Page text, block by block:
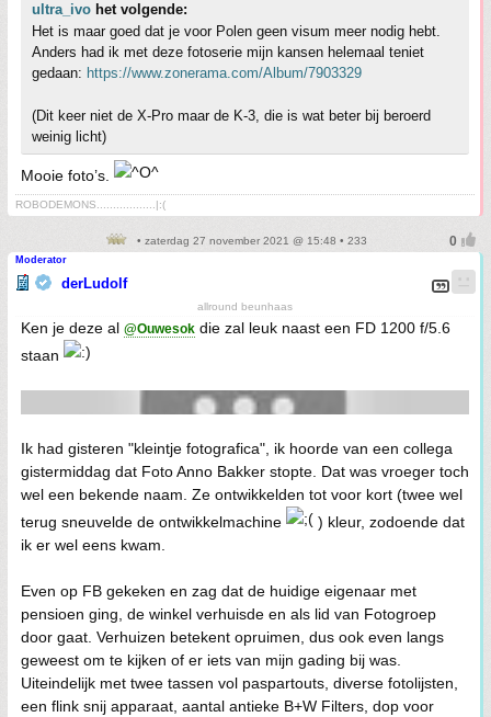
ultra_ivo het volgende:
Het is maar goed dat je voor Polen geen visum meer nodig hebt.
Anders had ik met deze fotoserie mijn kansen helemaal teniet
gedaan: https://www.zonerama.com/Album/7903329
(Dit keer niet de X-Pro maar de K-3, die is wat beter bij beroerd
weinig licht)
Mooie foto’s.
ROBODEMONS..................|:(
• zaterdag 27 november 2021 @ 15:48 • 233
Moderator
derLudolf
allround beunhaas
Ken je deze al @Ouwesok die zal leuk naast een FD 1200 f/5.6
staan
Ik had gisteren "kleintje fotografica", ik hoorde van een collega
gistermiddag dat Foto Anno Bakker stopte. Dat was vroeger toch
wel een bekende naam. Ze ontwikkelden tot voor kort (twee wel
terug sneuvelde de ontwikkelmachine
) kleur, zodoende dat
ik er wel eens kwam.
Even op FB gekeken en zag dat de huidige eigenaar met
pensioen ging, de winkel verhuisde en als lid van Fotogroep
door gaat. Verhuizen betekent opruimen, dus ook even langs
geweest om te kijken of er iets van mijn gading bij was.
Uiteindelijk met twee tassen vol paspartouts, diverse fotolijsten,
een flink snij apparaat, aantal antieke B+W Filters, dop voor